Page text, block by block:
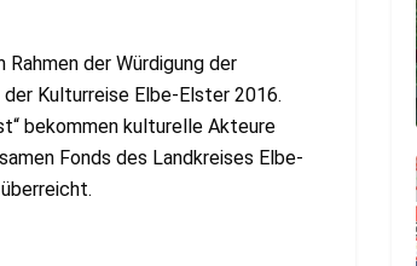
der Würdigung der
Kulturreise Elbe-Elster 2016.
bekommen kulturelle Akteure
Fonds des Landkreises Elbe-